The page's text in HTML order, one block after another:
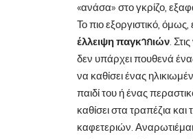
«ανάσα» στο γκρίζο,
Το πιο εξοργιστικό, όμως,
έλλειψη παγκากιών .
δεν υπάρχει πουθενά
να καθίσει ένας
παιδί του ή ένας
καθίσει στα τραπέζια
καφετεριών.